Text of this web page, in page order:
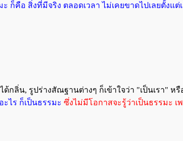
ก็คือ สิ่งที่มีจริง ตลอดเวลา ไม่เคยขาดไปเลยตั้ง
ได้กลิ่น, รูปร่างสัณฐานต่างๆ ก็เข้าใจว่า "เป็นเร
ไร ก็เป็นธรรมะ ซึ่งไม่มีโอกาสจะรู้ว่าเป็นธรรมะ เ